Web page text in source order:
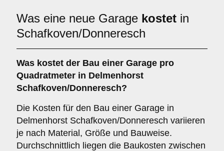
Was eine neue Garage kostet in
Schafkoven/Donneresch
Was kostet der Bau einer Garage pro
Quadratmeter in Delmenhorst
Schafkoven/Donneresch?
Die Kosten für den Bau einer Garage in
Delmenhorst Schafkoven/Donneresch variieren
je nach Material, Größe und Bauweise.
Durchschnittlich liegen die Baukosten zwischen